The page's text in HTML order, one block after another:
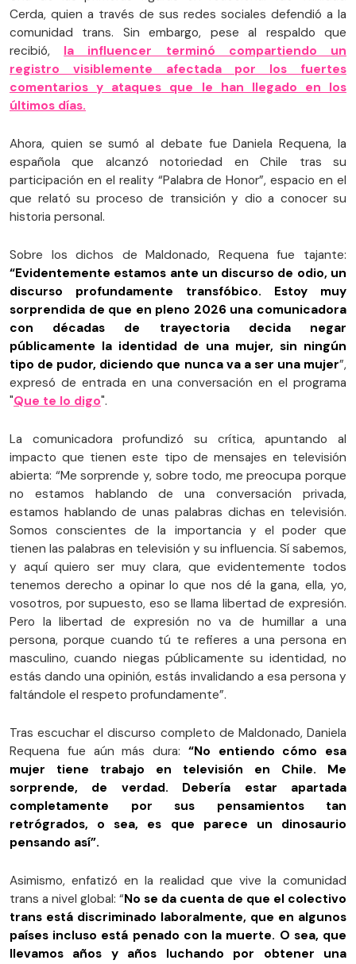
Cerda, quien a través de sus redes sociales defendió a la
comunidad trans. Sin embargo, pese al respaldo que
recibió, la influencer terminó compartiendo un
registro visiblemente afectada por los fuertes
comentarios y ataques que le han llegado en los
últimos días.
Ahora, quien se sumó al debate fue Daniela Requena, la
española que alcanzó notoriedad en Chile tras su
participación en el reality “Palabra de Honor”, espacio en el
que relató su proceso de transición y dio a conocer su
historia personal.
Sobre los dichos de Maldonado, Requena fue tajante:
“Evidentemente estamos ante un discurso de odio, un
discurso profundamente transfóbico. Estoy muy
sorprendida de que en pleno 2026 una comunicadora
con décadas de trayectoria decida negar
públicamente la identidad de una mujer, sin ningún
tipo de pudor, diciendo que nunca va a ser una mujer”,
expresó de entrada en una conversación en el programa
"Que te lo digo".
La comunicadora profundizó su crítica, apuntando al
impacto que tienen este tipo de mensajes en televisión
abierta: “Me sorprende y, sobre todo, me preocupa porque
no estamos hablando de una conversación privada,
estamos hablando de unas palabras dichas en televisión.
Somos conscientes de la importancia y el poder que
tienen las palabras en televisión y su influencia. Sí sabemos,
y aquí quiero ser muy clara, que evidentemente todos
tenemos derecho a opinar lo que nos dé la gana, ella, yo,
vosotros, por supuesto, eso se llama libertad de expresión.
Pero la libertad de expresión no va de humillar a una
persona, porque cuando tú te refieres a una persona en
masculino, cuando niegas públicamente su identidad, no
estás dando una opinión, estás invalidando a esa persona y
faltándole el respeto profundamente”.
Tras escuchar el discurso completo de Maldonado, Daniela
Requena fue aún más dura: “No entiendo cómo esa
mujer tiene trabajo en televisión en Chile. Me
sorprende, de verdad. Debería estar apartada
completamente por sus pensamientos tan
retrógrados, o sea, es que parece un dinosaurio
pensando así”.
Asimismo, enfatizó en la realidad que vive la comunidad
trans a nivel global: “No se da cuenta de que el colectivo
trans está discriminado laboralmente, que en algunos
países incluso está penado con la muerte. O sea, que
llevamos años y años luchando por obtener una